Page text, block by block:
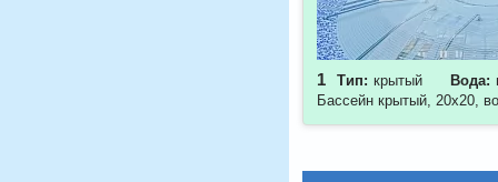
1 Тип: крытый Вода:
Бассейн крытый, 20х20,